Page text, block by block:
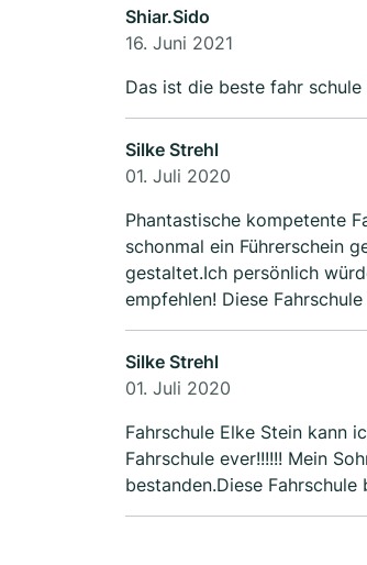
Shiar.Sido
16. Juni 2021
Das ist die beste fahr
Silke Strehl
01. Juli 2020
Phantastische kompetente
schonmal ein Führerschein
gestaltet.Ich persönlich
empfehlen! Diese
Silke Strehl
01. Juli 2020
Fahrschule Elke Stein kann
Fahrschule ever!!!!!! Mein
bestanden.Diese